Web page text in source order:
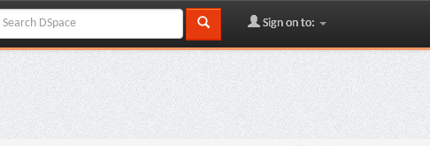
Sign on to: